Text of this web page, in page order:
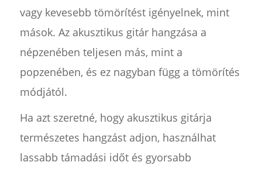
vagy kevesebb tömörítést igényelnek, mint
mások. Az akusztikus gitár hangzása a
népzenében teljesen más, mint a
popzenében, és ez nagyban függ a tömörítés
módjától.
Ha azt szeretné, hogy akusztikus gitárja
természetes hangzást adjon, használhat
lassabb támadási időt és gyorsabb